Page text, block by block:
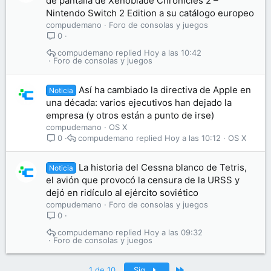
Nintendo Switch 2 Edition a su catálogo europeo
compudemano
Foro de consolas y juegos
0
Foro de consolas y juegos
Hoy a las 10:42
compudemano
Noticia
Así ha cambiado la directiva de Apple en
una década: varios ejecutivos han dejado la
empresa (y otros están a punto de irse)
compudemano
OS X
0
OS X
Hoy a las 10:12
compudemano
Noticia
La historia del Cessna blanco de Tetris,
el avión que provocó la censura de la URSS y
dejó en ridículo al ejército soviético
compudemano
Foro de consolas y juegos
0
Foro de consolas y juegos
Hoy a las 09:32
compudemano